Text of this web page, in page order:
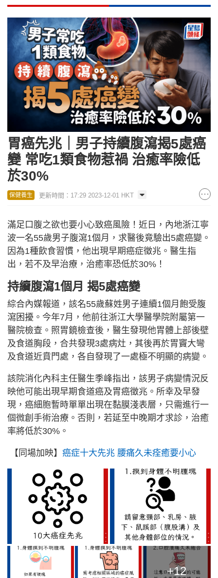
胃癌先兆｜男子持續腹瀉揭5處癌
變 常吃1類食物惹禍 治癒率險低
於30%
保健養生 更新時間：17:29 2023-12-01 HKT
滿足口腹之欲也要小心致癌風險！近日，內地浙江寧
波一名55歲男子腹瀉1個月，求醫後竟驗出5處癌變。
因為1種飲食習慣，他出現早期癌症徵兆。醫生指
出，若不及早治療，治癒率恐低於30%！
持續腹瀉1個月 揭5處癌變
綜合內媒報道，該名55歲蘇姓男子連續1個月飽受腹
瀉困擾。今年7月，他前往浙江大學醫學院附屬第一
醫院檢查。照胃鏡檢查後，醫生發現他胃體上部後壁
及食道胸段，合共發現3處病灶，其後再於胃竇大彎
及食道近賁門處，各自發現了一處極不明顯的病變。
該院消化內科主任醫生季峰指出，該男子病變情況反
映他可能出現早期食道癌及胃癌徵兆。所幸及早發
現，癌細胞暫時單單出現在黏膜淺表層，只需進行一
個微創手術治療。否則，若延至中晚期才求診，治癒
率將低於30%。
【同場加映】 癌症十大先兆 腰痛久未痊癒要小心
+12